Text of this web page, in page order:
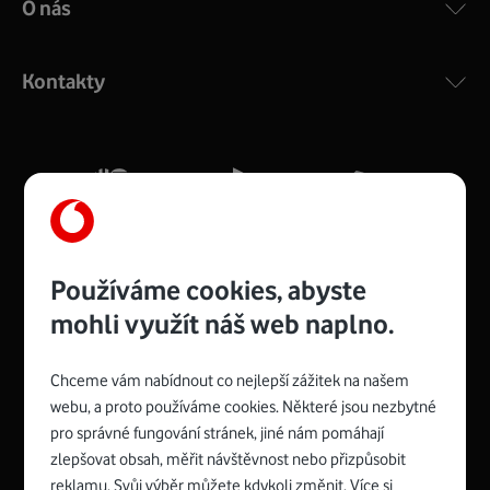
COMPAL CH7465VF
silný signál pro celou domácnost. Kompaktní rozměry 21
Více o COMPAL CH7465VF
Zyxel VMG8623-T50B:
Rozměry modemu jsou 16 x 22 x 7,5 cm (včetně stojánku)
Spojte se s Vodafonem
O nás
Kontakty
Používáme cookies, abyste
mohli využít náš web naplno.
Chceme vám nabídnout co nejlepší zážitek na našem
webu, a proto používáme cookies. Některé jsou nezbytné
pro správné fungování stránek, jiné nám pomáhají
zlepšovat obsah, měřit návštěvnost nebo přizpůsobit
reklamu. Svůj výběr můžete kdykoli změnit. Více si